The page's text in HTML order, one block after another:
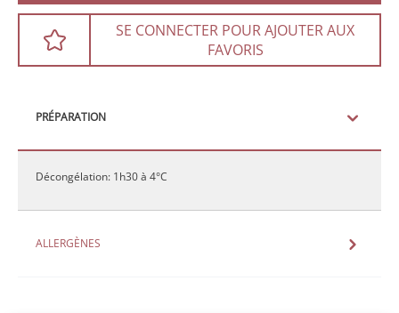
SE CONNECTER POUR AJOUTER AUX
FAVORIS
PRÉPARATION
Décongélation: 1h30 à 4°C
ALLERGÈNES